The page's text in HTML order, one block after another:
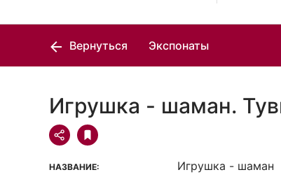
Вернуться Экспонаты
Игрушка - шаман.
НАЗВАНИЕ: Игрушка - шаман